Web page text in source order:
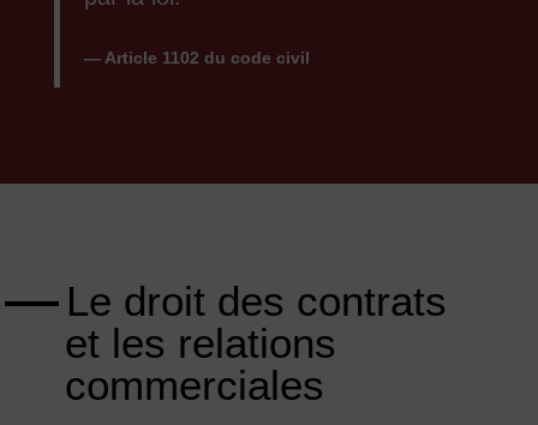
— Article 1102 du code civil
Le droit des contrats
et les relations
commerciales